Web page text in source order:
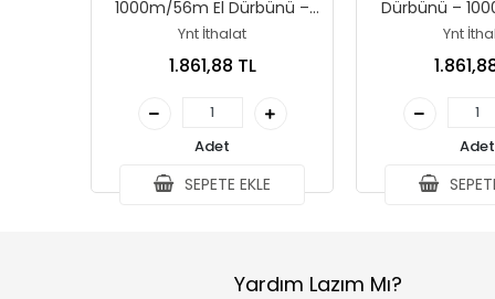
1000m/56m El Dürbünü –
Çöl Rengi
Ynt İthalat
1.861,88 TL
Adet
SEPETE EKLE
Dürbünü –
Yeşil
Ynt
Adet
Yardım Lazım Mı?